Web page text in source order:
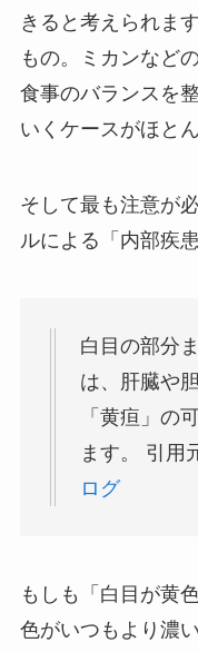
きると考えられま
もの。ミカンなど
食事のバランスを
いくケースがほと
そして最も注意が
ルによる「内部疾
白目の部分
は、肝臓や
「黄疸」の
ます。 引用
ログ
もしも「白目が黄
色がいつもより濃